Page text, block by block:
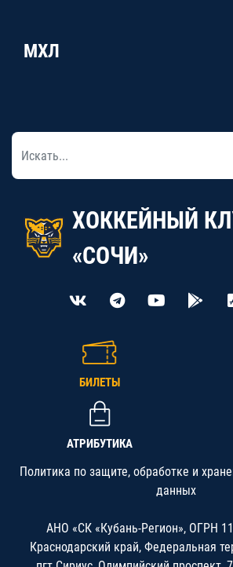
МХЛ
ХОККЕЙНЫЙ
«СОЧИ»
БИЛЕТЫ
АТРИБУТИКА
Политика по защите, обработке и
данных
АНО «СК «Кубань-Регион», ОГРН
Краснодарский край, Федеральная